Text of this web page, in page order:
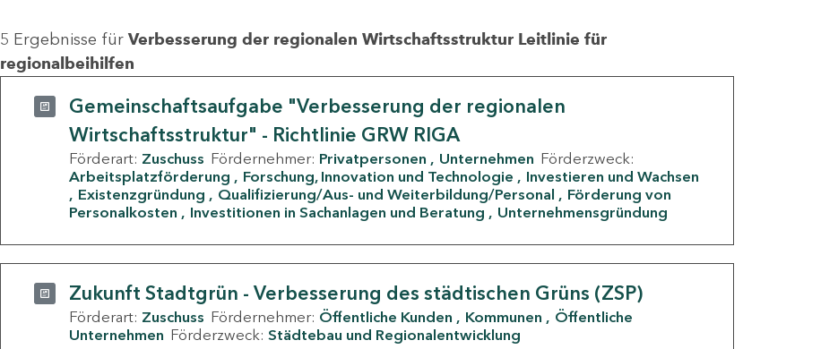
5 Ergebnisse für Verbesserung der regionalen Wirtschaftsstruktur Leitlinie für
regionalbeihilfen
Gemeinschaftsaufgabe "Verbesserung der regionalen
Wirtschaftsstruktur" - Richtlinie GRW RIGA
Förderart: Zuschuss Fördernehmer: Privatpersonen Unternehmen Förderzweck:
Arbeitsplatzförderung
Forschung, Innovation und Technologie
Investieren und Wachsen
Existenzgründung
Qualifizierung/Aus- und Weiterbildung/Personal
Förderung von
Personalkosten
Investitionen in Sachanlagen und Beratung Unternehmensgründung
Zukunft Stadtgrün - Verbesserung des städtischen Grüns (ZSP)
Förderart: Zuschuss Fördernehmer: Öffentliche Kunden Kommunen
Öffentliche
Unternehmen Förderzweck: Städtebau und Regionalentwicklung